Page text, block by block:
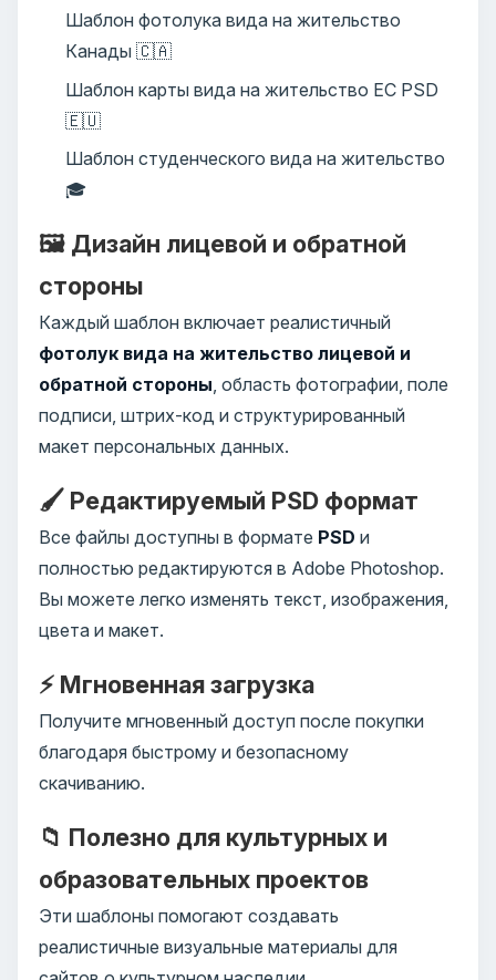
Шаблон фотолука вида на жительство
Канады 🇨🇦
Шаблон карты вида на жительство ЕС PSD
🇪🇺
Шаблон студенческого вида на жительство
🎓
🖼️ Дизайн лицевой и обратной
стороны
Каждый шаблон включает реалистичный
фотолук вида на жительство лицевой и
обратной стороны , область фотографии, поле
подписи, штрих-код и структурированный
макет персональных данных.
🖌️ Редактируемый PSD формат
Все файлы доступны в формате PSD и
полностью редактируются в Adobe Photoshop.
Вы можете легко изменять текст, изображения,
цвета и макет.
⚡ Мгновенная загрузка
Получите мгновенный доступ после покупки
благодаря быстрому и безопасному
скачиванию.
📁 Полезно для культурных и
образовательных проектов
Эти шаблоны помогают создавать
реалистичные визуальные материалы для